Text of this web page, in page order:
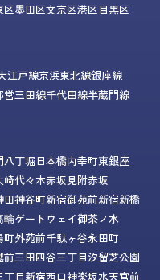
区墨田区文京区港区目黒区
江戸線京浜東北線銀座線
営三田線千代田線半蔵門線
八丁堀日本橋内幸町東銀座
崎代々木赤坂見附赤坂
田神谷町新宿御苑前新宿新橋
輪ゲートウェイ御茶ノ水
町外苑前千駄ヶ谷永田町
前三田四谷三丁目汐留芝公園
丁目新宿西口神楽坂水天宮前